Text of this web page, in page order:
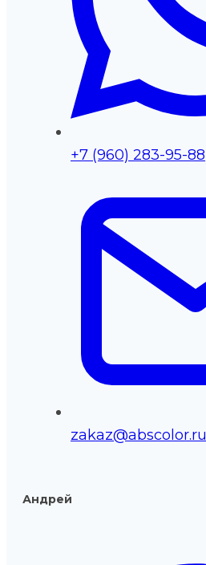
+7 (960) 283-95-88
zakaz@abscolor.ru
Андрей